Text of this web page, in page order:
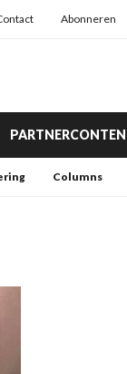
Abonneren
Columns